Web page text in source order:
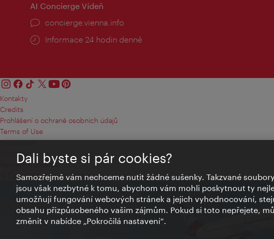
AI Concierge Vídeň
concierge.vienna.info
Informace 24 hodin denně
Kontakty
Credits
Prohlášení o ochraně osobních údajů
Terms of Use
Přístupnost
Kontakt pro tisk
Nastavení cookies
© Copyright Wien Tourismus
Dali byste si pár cookies?
Samozřejmě vám nechceme nutit žádné sušenky. Takzvané
jsou však nezbytné k tomu, abychom vám mohli poskytnout ty
umožňují fungování webových stránek a jejich vyhodnocování,
obsahu přizpůsobeného vašim zájmům. Pokud si toto nepřejete,
změnit v nabídce „Pokročilá nastavení“.